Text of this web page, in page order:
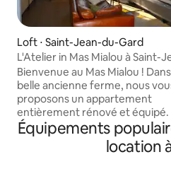
Loft ⋅ Saint-Jean-du-Gard
L'Atelier in Mas Mialou à Saint-
Gard
Bienvenue au Mas Mialou !
belle ancienne ferme, nous
proposons un appartement
entièrement rénové et équipé. Le Mas
Mialou est situé juste à
centre de Saint-Jean-du-
endroit très paisible en pleine
Équipements
location